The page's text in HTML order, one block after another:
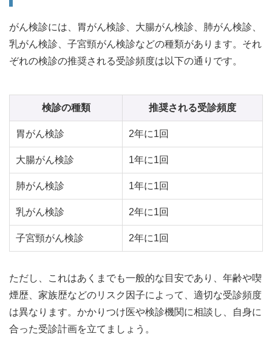
がん検診には、胃がん検診、大腸がん検診、肺がん検診、
乳がん検診、子宮頸がん検診などの種類があります。それ
ぞれの検診の推奨される受診頻度は以下の通りです。
検診の種類 推奨される受診頻度
胃がん検診 2年に1回
大腸がん検診 1年に1回
肺がん検診 1年に1回
乳がん検診 2年に1回
子宮頸がん検診 2年に1回
ただし、これはあくまでも一般的な目安であり、年齢や喫
煙歴、家族歴などのリスク因子によって、適切な受診頻度
は異なります。かかりつけ医や検診機関に相談し、自身に
合った受診計画を立てましょう。